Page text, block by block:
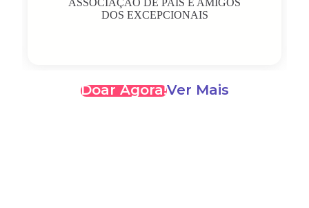
ASSOCIAÇÃO DE PAIS E AMIGOS
DOS EXCEPCIONAIS
Doar Agora!Ver Mais